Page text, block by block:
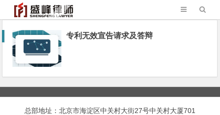
专利无效宣告请求及答辩
总部地址：北京市海淀区中关村大街27号中关村大厦701